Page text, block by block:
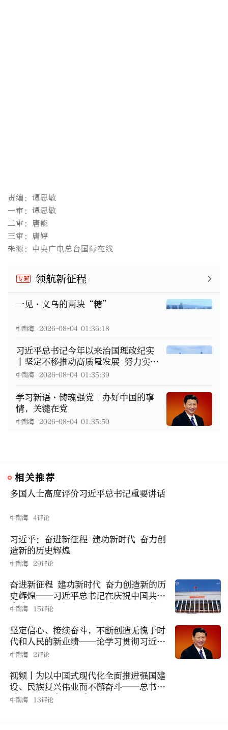
责编：谭思敏
一审：谭思敏
二审：唐能
三审：唐婷
来源：中央广电总台国际在线
专题 领航新征程
一见·义乌的两块“糖”
中南海 2026-08-04 01:36:18
习近平总书记今年以来治国理政纪实
丨坚定不移推动高质量发展 努力实
现“十五五”良好开局
中南海 2026-08-04 01:35:39
学习新语·铸魂强党｜办好中国的事
情，关键在党
中南海 2026-08-04 01:35:50
相关推荐
多国人士高度评价习近平总书记重要讲话
中南海 4评论
习近平：奋进新征程 建功新时代 奋力创
造新的历史辉煌
中南海 29评论
奋进新征程 建功新时代 奋力创造新的历
史辉煌——习近平总书记在庆祝中国共产
党成立105周年大会上的重要讲话引发热
中南海 15评论
坚定信心、接续奋斗，不断创造无愧于时
代和人民的新业绩——论学习贯彻习近平
总书记在庆祝中国共产党成立105周年大
中南海 2评论
视频丨为以中国式现代化全面推进强国建
设、民族复兴伟业而不懈奋斗——总书记
重要讲话引发热烈反响
中南海 13评论